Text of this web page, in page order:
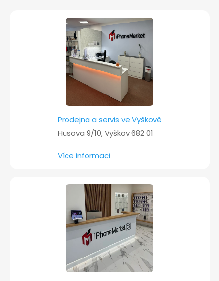
Prodejna a servis ve Vyškově
Husova 9/10, Vyškov 682 01
Více informací